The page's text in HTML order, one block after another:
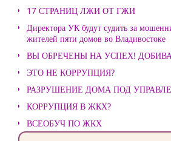
17 СТРАНИЦ ЛЖИ ОТ ГЖИ
Директора УК будут судить за
жителей пяти домов во Владивостоке
ВЫ ОБРЕЧЕНЫ НА УСПЕХ!
ЭТО НЕ КОРРУПЦИЯ?
РАЗРУШЕНИЕ ДОМА ПОД
КОРРУПЦИЯ В ЖКХ?
ВСЕОБУЧ ПО ЖКХ